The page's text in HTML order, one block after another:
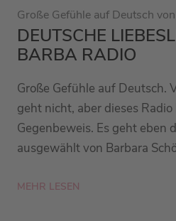
Große Gefühle auf Deutsch
DEUTSCHE
BARBA RADIO
Große Gefühle auf Deutsch.
geht nicht, aber dieses
Gegenbeweis. Es geht eben
ausgewählt von Barbara
MEHR LESEN